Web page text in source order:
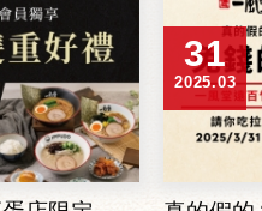
31
2025.03